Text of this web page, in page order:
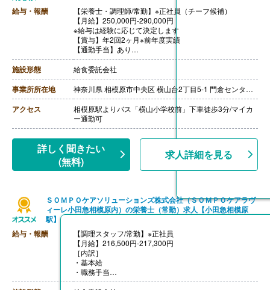
給与・報酬
【栄養士・調理師/常勤】※正社員（チーフ候補）
【月給】250,000円-290,000円
※給与は経験に応じて決定します
【賞与】年2回2ヶ月※前年度実績
【通勤手当】あり
※公共交通機関:上限30,000円/月
※マイカー通勤:片道2km以上（ガソリン代は規定内支
給）
【昇給】あり（年1回）
【退職金】あり（会社規定による）
施設形態 給食委託会社
事業所所在地 神奈川県 相模原市中央区 横山台2丁目5-1 門倉センタービル4階
アクセス
相模原駅よりバス「横山小学校前」下車徒歩3分/マイカ
ー通勤可
詳しく聞きたい
(無料)
求人詳細を見る
ＳＯＭＰＯケアソリューションズ株式会社（ＳＯＭＰＯケアラヴ
ィーレ小田急相模原内）の栄養士（常勤）求人【小田急相模原
駅】
給与・報酬
【調理スタッフ/常勤】※正社員
【月給】216,500円-217,300円
［内訳］
・基本給
・職務手当
・働きがい向上手当 10,000円